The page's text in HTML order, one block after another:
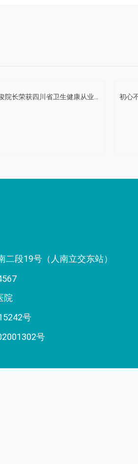
院长荣获四川省卫生健康从业... 初心
二段19号（人南立交东站）
院
号
号